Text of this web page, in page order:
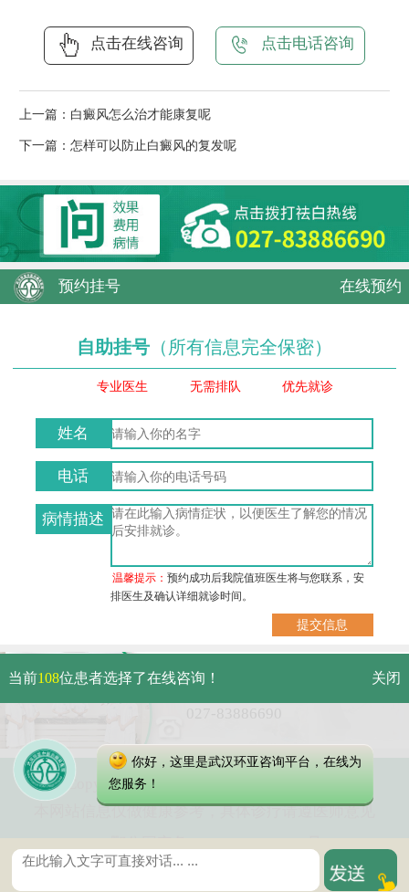
点击在线咨询 点击电话咨询
上一篇： 白癜风怎么治才能康复呢
下一篇： 怎样可以防止白癜风的复发呢
预约挂号 在线预约
自助挂号 （所有信息完全保密）
专业医生 无需排队 优先就诊
姓名
电话
病情描述
温馨提示：预约成功后我院值班医生将与您联系，安
排医生及确认详细就诊时间。
武汉市硚口区解放大道479号
免费电话：
Copyright 2023 武汉环亚中医白癜风医院
本网站信息仅做健康参考，具体诊疗请遵医师意见
鄂ICP备16003424号-2
当前108位患者选择了在线咨询！ 关闭
你好，这里是武汉环亚咨询平台，在线为
您服务！